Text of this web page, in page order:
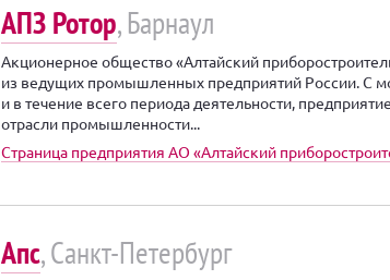
АПЗ Ротор, Барнаул
Акционерное общество «Алтайский
из ведущих промышленных предприятий России. С
и в течение всего периода деятельности,
отрасли промышленности...
Страница предприятия АО «Алтайский
Апс, Санкт-Петербург